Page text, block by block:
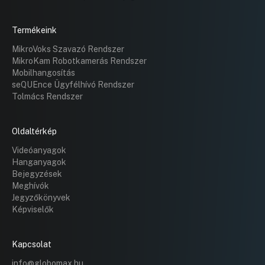
Jelentés lejárt határidejű közgyűlési
határozatok végrehajtásáról 2
UGRÁS A NAPIREND ELEJÉRE
Termékeink
MikroVoks Szavazó Rendszer
MikroKam Robotkamerás Rendszer
Mobilhangosítás
seQUEnce Ügyfélhívó Rendszer
Tolmács Rendszer
Oldaltérkép
Videóanyagok
Hanganyagok
Bejegyzések
Meghívók
Jegyzőkönyvek
Képviselők
Kapcsolat